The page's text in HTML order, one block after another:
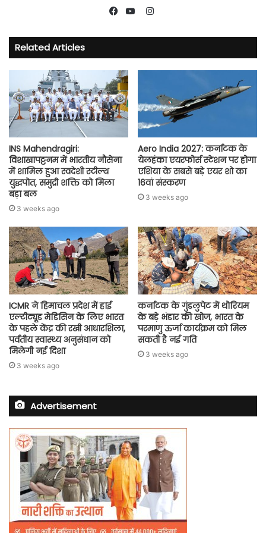
Instagram
Related Articles
INS Mahendragiri:
विशाखापट्टनम में भारतीय नौसेना
में शामिल हुआ स्वदेशी स्टील्थ
युद्धपोत, समुद्री शक्ति को मिला
बड़ा बल
3 weeks ago
Aero India 2027: कर्नाटक के
येलहंका एयरफोर्स स्टेशन पर होगा
एशिया के सबसे बड़े एयर शो का
16वां संस्करण
3 weeks ago
ICMR ने हिमाचल प्रदेश में हाई
एल्टीट्यूड मेडिसिन के लिए भारत
के पहले केंद्र की रखी आधारशिला,
पर्वतीय स्वास्थ्य अनुसंधान को
मिलेगी नई दिशा
3 weeks ago
कर्नाटक के गुंडलुपेट में थोरियम
के बड़े भंडार की खोज, भारत के
परमाणु ऊर्जा कार्यक्रम को मिल
सकती है नई गति
3 weeks ago
Advertisement